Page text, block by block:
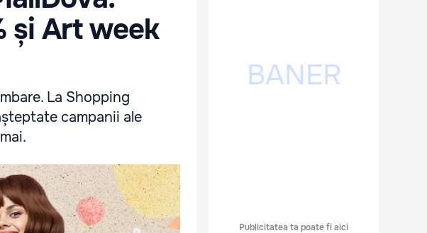
și Art week
La Shopping
campanii ale
Publicitatea ta poate fi aici